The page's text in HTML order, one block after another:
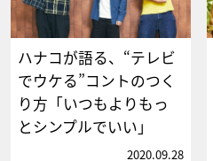
ハナコが語る、“テレビ
でウケる”コントのつく
り方「いつもよりもっ
とシンプルでいい」
2020.09.28